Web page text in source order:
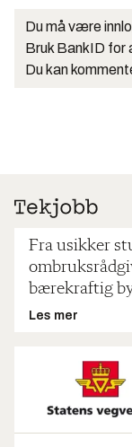
Du må være
Bruk BankID for
Du kan
Fra usikker
bærekraftig
Les mer